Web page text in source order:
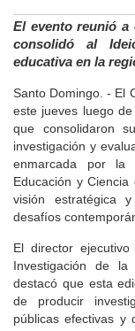
El evento reunió a
consolidó al
educativa en la
Santo Domingo. - El
este jueves luego
que consolidaron
investigación y
enmarcada por la
Educación y
visión estratégica
desafíos
El director
Investigación de la
destacó que esta
de producir
públicas efectivas y